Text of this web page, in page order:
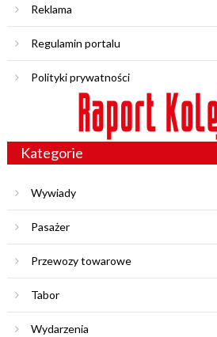
Reklama
Regulamin portalu
Polityki prywatności
Kategorie
Wywiady
Pasażer
Przewozy towarowe
Tabor
Wydarzenia